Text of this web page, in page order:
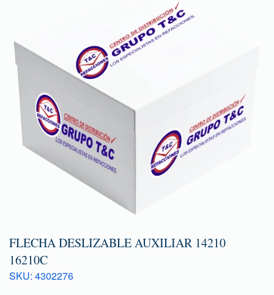
FLECHA DESLIZABLE AUXILIAR 14210
16210C
SKU: 4302276